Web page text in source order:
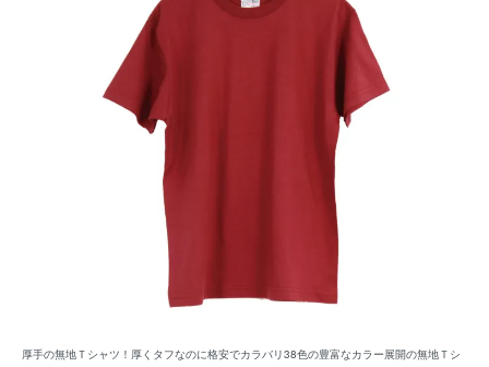
厚手の無地Ｔシャツ！厚くタフなのに格安でカラバリ38色の豊富なカラー展開の無地Ｔシ